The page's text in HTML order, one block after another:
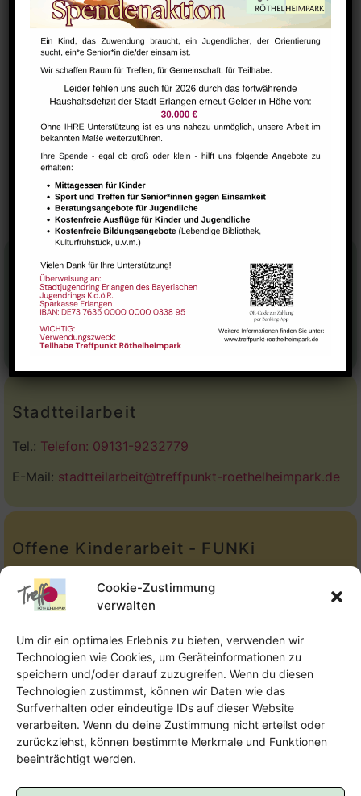
Cookie-Zustimmung
verwalten
Um dir ein optimales Erlebnis zu bieten, verwenden wir
Technologien wie Cookies, um Geräteinformationen zu
speichern und/oder darauf zuzugreifen. Wenn du diesen
Technologien zustimmst, können wir Daten wie das
Surfverhalten oder eindeutige IDs auf dieser Website
verarbeiten. Wenn du deine Zustimmung nicht erteilst oder
zurückziehst, können bestimmte Merkmale und Funktionen
beeinträchtigt werden.
8:30 - 10:00
vhs Hatha-Yoga
VERANSTALTUNGSORT
AliBaba Spieleclub
Stadtteilhaus
Tel.:09131-9232777
E-Mail:leitung@treffpunkt-roethelheimpark.de
Stadtteilarbeit
Tel.: Telefon: 09131-9232779
E-Mail: stadtteilarbeit@treffpunkt-roethelheimpark.de
Offene Kinderarbeit - FUNKi
Tel.:Telefon: 09131-610749
E-Mail:oka@treffpunkt-roethelheimpark.de
Offene Jugendarbeit - Easthouse
Tel:
09131–302259
E-Mail:oja@treffpunkt-roethelheimpark.de